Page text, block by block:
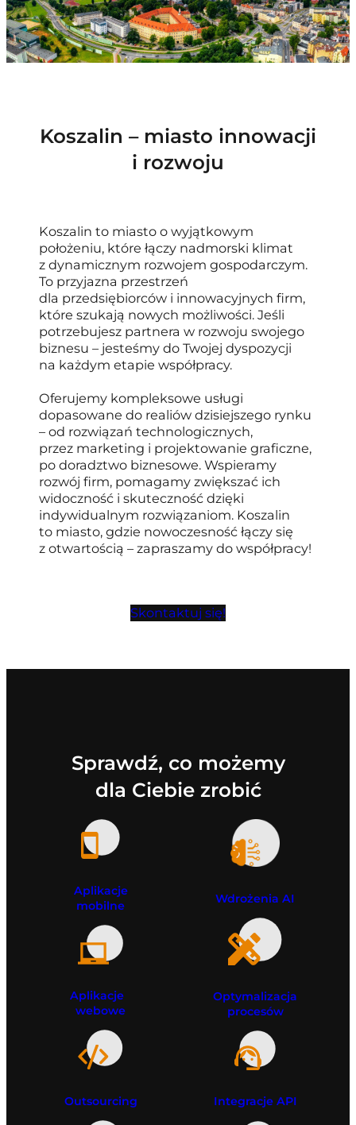
Koszalin – miasto innowacji
i rozwoju
Koszalin to miasto o wyjątkowym
położeniu, które łączy nadmorski klimat
z dynamicznym rozwojem gospodarczym.
To przyjazna przestrzeń
dla przedsiębiorców i innowacyjnych firm,
które szukają nowych możliwości. Jeśli
potrzebujesz partnera w rozwoju swojego
biznesu – jesteśmy do Twojej dyspozycji
na każdym etapie współpracy.
Oferujemy kompleksowe usługi
dopasowane do realiów dzisiejszego rynku
– od rozwiązań technologicznych,
przez marketing i projektowanie graficzne,
po doradztwo biznesowe. Wspieramy
rozwój firm, pomagamy zwiększać ich
widoczność i skuteczność dzięki
indywidualnym rozwiązaniom. Koszalin
to miasto, gdzie nowoczesność łączy się
z otwartością – zapraszamy do współpracy!
Skontaktuj się!
Sprawdź, co możemy
dla Ciebie zrobić
Aplikacje
mobilne
Aplikacje
webowe
Outsourcing
Wdrożenia AI
Optymalizacja
procesów
Integracje API